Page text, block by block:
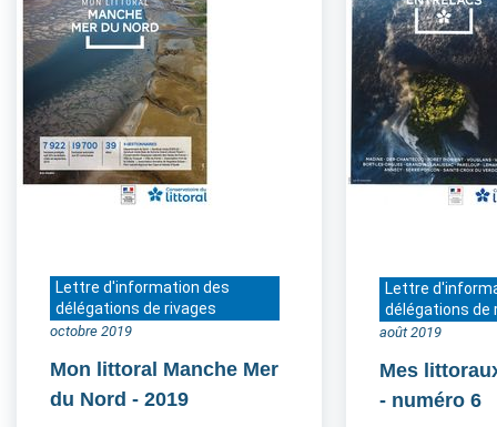
Lettre d'information des
délégations de rivages
octobre 2019
Mon littoral Manche Mer
du Nord - 2019
Lettre
délégations de
août 2019
Mes
- numéro 6